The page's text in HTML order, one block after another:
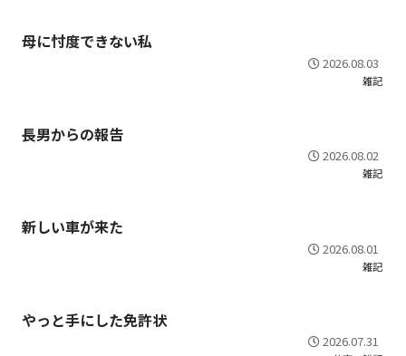
母に忖度できない私
2026.08.03
雑記
長男からの報告
2026.08.02
雑記
新しい車が来た
2026.08.01
雑記
やっと手にした免許状
2026.07.31